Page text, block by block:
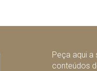
Peça aqui a
conteúdos